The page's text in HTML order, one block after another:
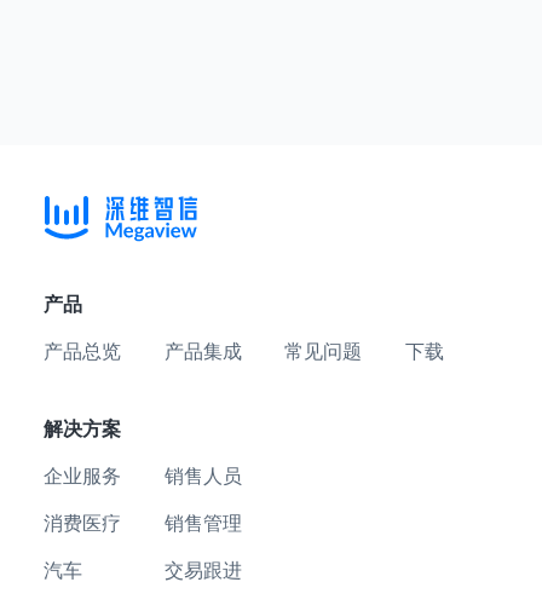
产品
产品总览 产品集成 常见问题 下载
解决方案
企业服务
消费医疗
汽车
销售人员
销售管理
交易跟进